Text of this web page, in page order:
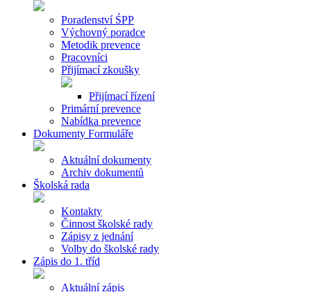
Poradenství ŚPP
Výchovný poradce
Metodik prevence
Pracovníci
Přijímací zkoušky
Přijímací řízení
Primární prevence
Nabídka prevence
Dokumenty Formuláře
Aktuální dokumenty
Archiv dokumentů
Školská rada
Kontakty
Činnost školské rady
Zápisy z jednání
Volby do školské rady
Zápis do 1. tříd
Aktuální zápis